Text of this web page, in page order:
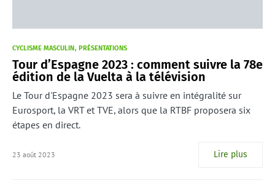
CYCLISME MASCULIN PRÉSENTATIONS
Tour d’Espagne 2023 : comment suivre la 78e
édition de la Vuelta à la télévision
Le Tour d'Espagne 2023 sera à suivre en intégralité sur
Eurosport, la VRT et TVE, alors que la RTBF proposera six
étapes en direct.
23 août 2023 Lire plus